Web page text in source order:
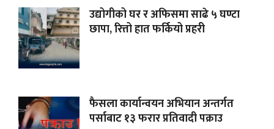
उद्योगीको घर र अफिसमा साढे ५ घण्टा
छापा, रित्तो हात फर्कियो प्रहरी
फैसला कार्यान्वयन अभियान अन्तर्गत
पर्साबाट १३ फरार प्रतिवादी पक्राउ